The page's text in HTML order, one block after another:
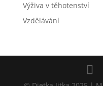
Výživa v těhotenství
Vzdělávání